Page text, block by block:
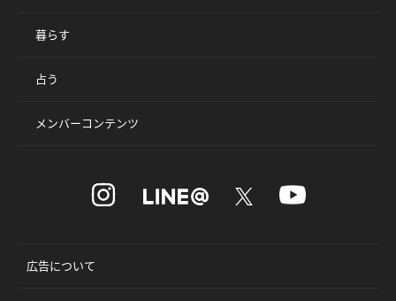
暮らす
占う
メンバーコンテンツ
広告について